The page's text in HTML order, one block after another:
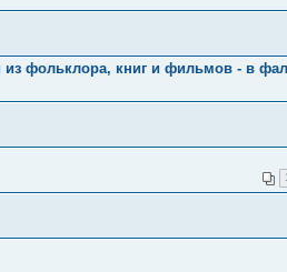
фольклора, книг и фильмов - в
1